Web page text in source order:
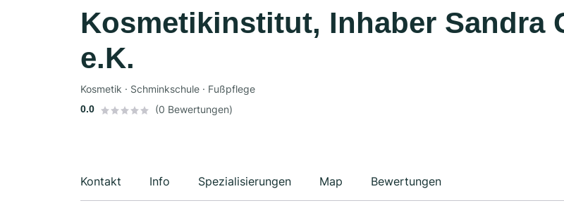
Kosmetikinstitut, Inhaber Sandra
e.K.
Kosmetik · Schminkschule · Fußpflege
0.0 (0 Bewertungen)
Kontakt Info Spezialisierungen Map Bewertungen